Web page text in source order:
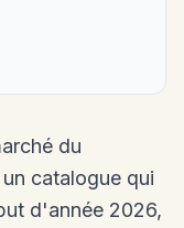
du
catalogue qui
d'année 2026,